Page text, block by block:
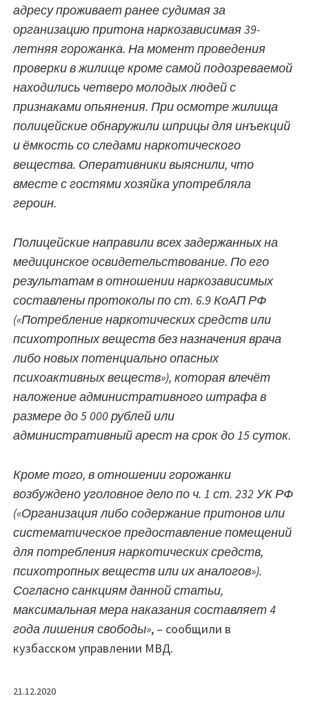
21.12.2020
адресу проживает ранее судимая за
организацию притона наркозависимая 39-
летняя горожанка. На момент проведения
проверки в жилище кроме самой подозреваемой
находились четверо молодых людей с
признаками опьянения. При осмотре жилища
полицейские обнаружили шприцы для инъекций
и ёмкость со следами наркотического
вещества. Оперативники выяснили, что
вместе с гостями хозяйка употребляла
героин.
Полицейские направили всех задержанных на
медицинское освидетельствование. По его
результатам в отношении наркозависимых
составлены протоколы по ст. 6.9 КоАП РФ
(«Потребление наркотических средств или
психотропных веществ без назначения врача
либо новых потенциально опасных
психоактивных веществ»), которая влечёт
наложение административного штрафа в
размере до 5 000 рублей или
административный арест на срок до 15 суток.
Кроме того, в отношении горожанки
возбуждено уголовное дело по ч. 1 ст. 232 УК РФ
(«Организация либо содержание притонов или
систематическое предоставление помещений
для потребления наркотических средств,
психотропных веществ или их аналогов»).
Согласно санкциям данной статьи,
максимальная мера наказания составляет 4
года лишения свободы», – сообщили в
кузбасском управлении МВД.